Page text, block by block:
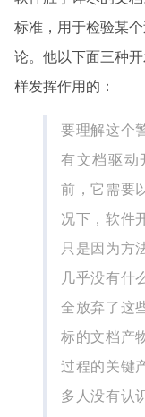
标准，用于检验某
论。他以下面三种
样发挥作用的：
要理解这个
有文档驱动
前，它需要
况下，软件
只是因为方
几乎没有什
全放弃了这
标的文档产
过程的关键
多人没有认